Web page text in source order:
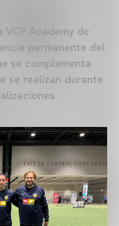
Academy de
permanente del
se complementa
se realizan durante